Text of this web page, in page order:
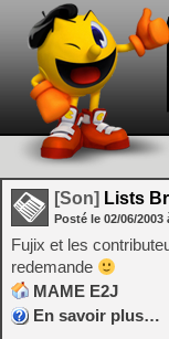
[Son] Lists
Posté le 02/06/2003
Fujix et les
redemande
MAME E2J
En savoir plus…